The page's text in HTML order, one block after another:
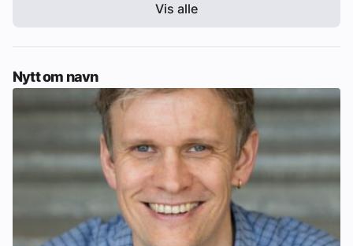
Vis alle
Nytt om navn